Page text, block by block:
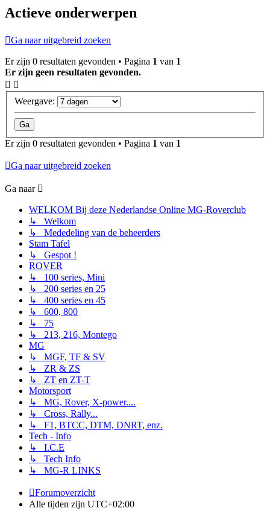
Actieve onderwerpen
Ga naar uitgebreid zoeken
Er zijn 0 resultaten gevonden • Pagina 1 van 1
Er zijn geen resultaten gevonden.
Weergave:
Er zijn 0 resultaten gevonden • Pagina 1 van 1
Ga naar uitgebreid zoeken
Ga naar
WELKOM Bij deze Nederlandse Online MG-Roverclub
↳ Welkom
↳ Mededeling van de beheerders
Stam Tafel
↳ Gespot !
ROVER
↳ 100 series, Mini
↳ 200 series en 25
↳ 400 series en 45
↳ 600, 800
↳ 75
↳ 213, 216, Montego
MG
↳ MGF, TF & SV
↳ ZR & ZS
↳ ZT en ZT-T
Motorsport
↳ MG, Rover, X-power....
↳ Cross, Rally...
↳ F1, BTCC, DTM, DNRT, enz.
Tech - Info
↳ I.C.E
↳ Tech Info
↳ MG-R LINKS
Forumoverzicht
Alle tijden zijn UTC+02:00